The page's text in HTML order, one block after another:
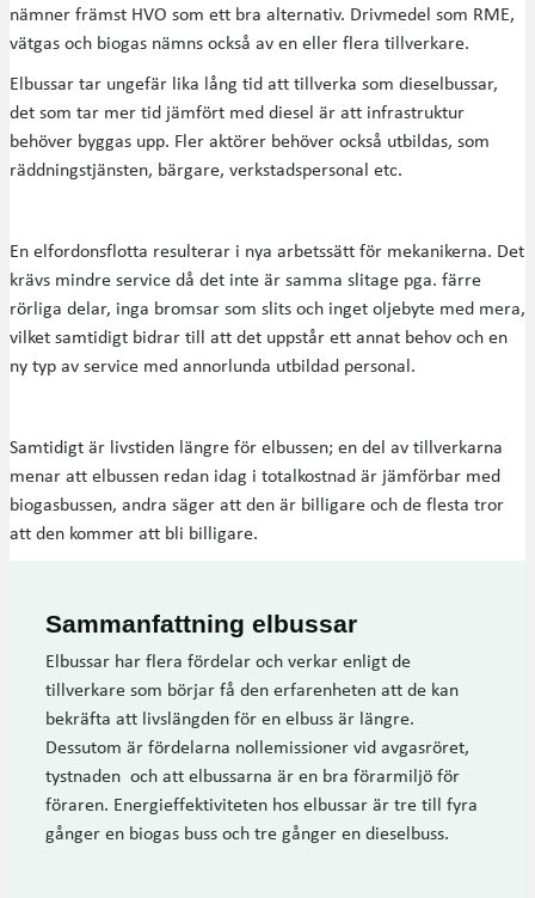
nämner främst HVO som ett bra alternativ. Drivmedel som RME,
vätgas och biogas nämns också av en eller flera tillverkare.
Elbussar tar ungefär lika lång tid att tillverka som dieselbussar,
det som tar mer tid jämfört med diesel är att infrastruktur
behöver byggas upp. Fler aktörer behöver också utbildas, som
räddningstjänsten, bärgare, verkstadspersonal etc.
En elfordonsflotta resulterar i nya arbetssätt för mekanikerna. Det
krävs mindre service då det inte är samma slitage pga. färre
rörliga delar, inga bromsar som slits och inget oljebyte med mera,
vilket samtidigt bidrar till att det uppstår ett annat behov och en
ny typ av service med annorlunda utbildad personal.
Samtidigt är livstiden längre för elbussen; en del av tillverkarna
menar att elbussen redan idag i totalkostnad är jämförbar med
biogasbussen, andra säger att den är billigare och de flesta tror
att den kommer att bli billigare.
Sammanfattning elbussar
Elbussar har flera fördelar och verkar enligt de
tillverkare som börjar få den erfarenheten att de kan
bekräfta att livslängden för en elbuss är längre.
Dessutom är fördelarna nollemissioner vid avgasröret,
tystnaden och att elbussarna är en bra förarmiljö för
föraren. Energieffektiviteten hos elbussar är tre till fyra
gånger en biogas buss och tre gånger en dieselbuss.